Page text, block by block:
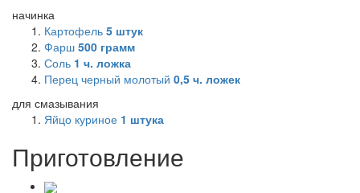
начинка
Картофель 5 штук
Фарш 500 грамм
Соль 1 ч. ложка
Перец черный молотый 0,5 ч. ложек
для смазывания
Яйцо куриное 1 штука
Приготовление